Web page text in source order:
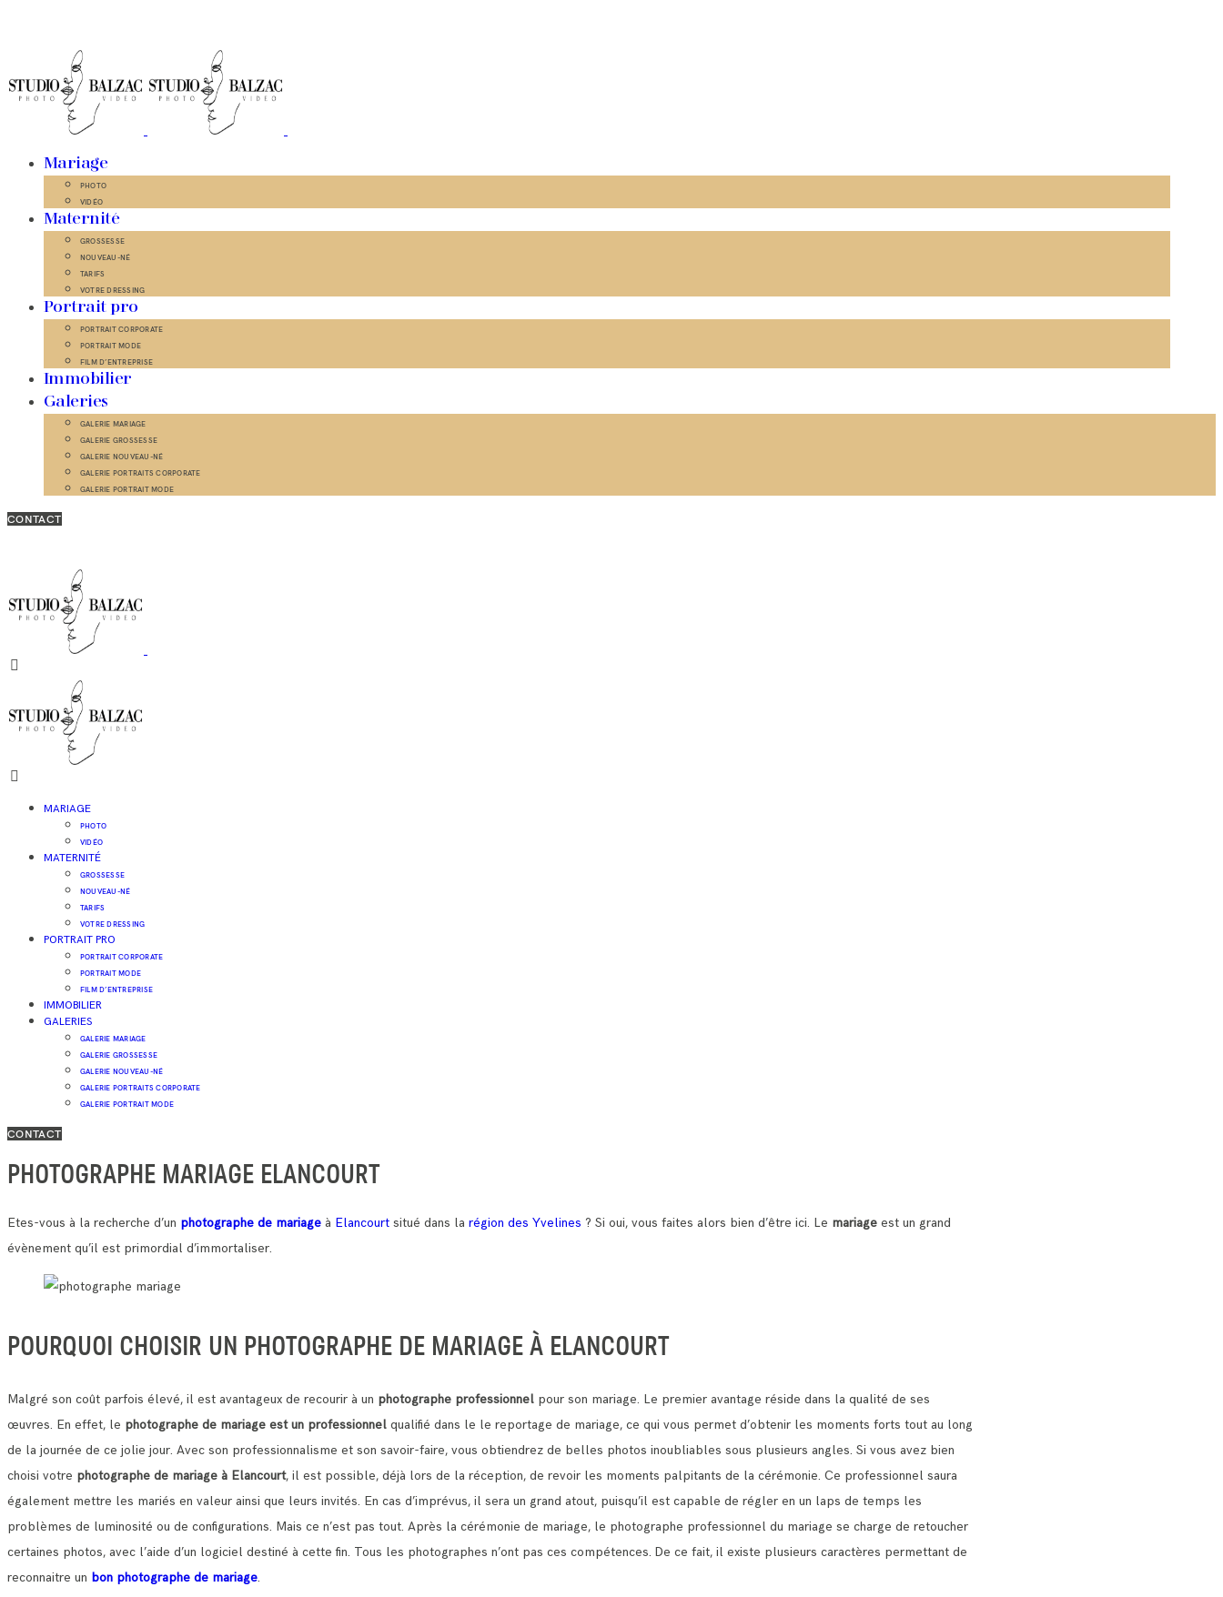
Mariage
PHOTO
VIDÉO
Maternité
GROSSESSE
NOUVEAU-NÉ
TARIFS
VOTRE DRESSING
Portrait pro
PORTRAIT CORPORATE
PORTRAIT MODE
FILM D’ENTREPRISE
Immobilier
Galeries
GALERIE MARIAGE
GALERIE GROSSESSE
GALERIE NOUVEAU-NÉ
GALERIE PORTRAITS CORPORATE
GALERIE PORTRAIT MODE
CONTACT
MARIAGE
PHOTO
VIDÉO
MATERNITÉ
GROSSESSE
NOUVEAU-NÉ
TARIFS
VOTRE DRESSING
PORTRAIT PRO
PORTRAIT CORPORATE
PORTRAIT MODE
FILM D’ENTREPRISE
IMMOBILIER
GALERIES
GALERIE MARIAGE
GALERIE GROSSESSE
GALERIE NOUVEAU-NÉ
GALERIE PORTRAITS CORPORATE
GALERIE PORTRAIT MODE
CONTACT
PHOTOGRAPHE MARIAGE ELANCOURT
Etes-vous à la recherche d’un photographe de mariage à Elancourt situé dans la région des Yvelines ? Si oui, vous faites alors bien d’être ici. Le mariage est un grand
évènement qu’il est primordial d’immortaliser.
POURQUOI CHOISIR UN PHOTOGRAPHE DE MARIAGE À ELANCOURT
Malgré son coût parfois élevé, il est avantageux de recourir à un photographe professionnel pour son mariage. Le premier avantage réside dans la qualité de ses
œuvres. En effet, le photographe de mariage est un professionnel qualifié dans le le reportage de mariage, ce qui vous permet d’obtenir les moments forts tout au long
de la journée de ce jolie jour. Avec son professionnalisme et son savoir-faire, vous obtiendrez de belles photos inoubliables sous plusieurs angles. Si vous avez bien
choisi votre photographe de mariage à Elancourt, il est possible, déjà lors de la réception, de revoir les moments palpitants de la cérémonie. Ce professionnel saura
également mettre les mariés en valeur ainsi que leurs invités. En cas d’imprévus, il sera un grand atout, puisqu’il est capable de régler en un laps de temps les
problèmes de luminosité ou de configurations. Mais ce n’est pas tout. Après la cérémonie de mariage, le photographe professionnel du mariage se charge de retoucher
certaines photos, avec l’aide d’un logiciel destiné à cette fin. Tous les photographes n’ont pas ces compétences. De ce fait, il existe plusieurs caractères permettant de
reconnaitre un bon photographe de mariage.